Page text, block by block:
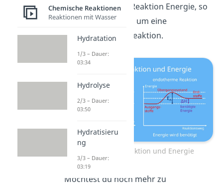
Benötigt eine Reaktion Energie, so
handelt es sich um eine
endotherme
Reaktion.
Chemische Reaktion und Energie
Möchtest du noch mehr zu
Chemische Reaktionen
Reaktionen mit Wasser
Hydratation
1/3 – Dauer:
03:34
Hydrolyse
2/3 – Dauer:
03:50
Hydratisieru
ng
3/3 – Dauer:
03:19